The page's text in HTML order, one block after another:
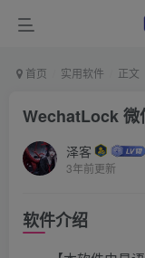
首页 实用软件 正文
WechatLock 微
泽客
3年前更新
软件介绍